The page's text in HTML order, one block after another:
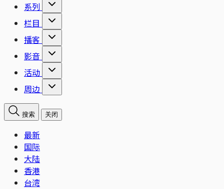
系列
栏目
播客
影音
活动
周边
搜索 关闭
最新
国际
大陆
香港
台湾